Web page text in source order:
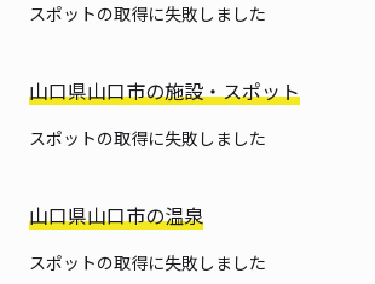
スポットの取得に失敗しました
山口県山口市の施設・スポット
スポットの取得に失敗しました
山口県山口市の温泉
スポットの取得に失敗しました